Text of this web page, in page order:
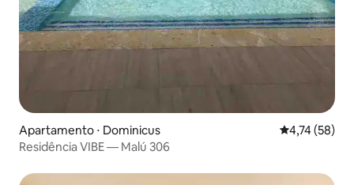
Apartamento ⋅ Dominicus 4,74 de uma
4,74 (58)
Residência VIBE — Malú 306